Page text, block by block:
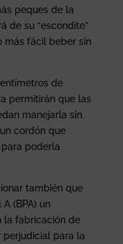
peques de la
de su “escondite”
más fácil beber sin
de
permitirán que las
manejarla sin
cordón que
poderla
también que
(BPA) un
la fabricación de
para la